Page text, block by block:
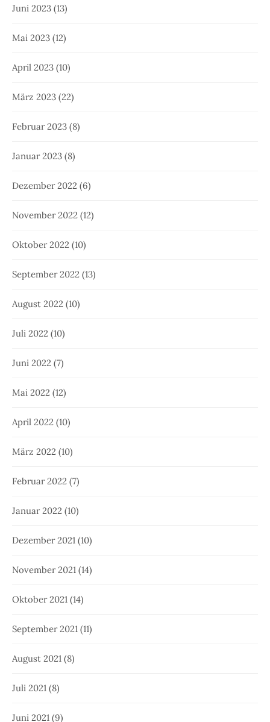
Juni 2023 (13)
Mai 2023 (12)
April 2023 (10)
März 2023 (22)
Februar 2023 (8)
Januar 2023 (8)
Dezember 2022 (6)
November 2022 (12)
Oktober 2022 (10)
September 2022 (13)
August 2022 (10)
Juli 2022 (10)
Juni 2022 (7)
Mai 2022 (12)
April 2022 (10)
März 2022 (10)
Februar 2022 (7)
Januar 2022 (10)
Dezember 2021 (10)
November 2021 (14)
Oktober 2021 (14)
September 2021 (11)
August 2021 (8)
Juli 2021 (8)
Juni 2021 (9)